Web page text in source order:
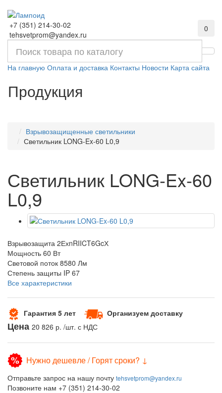
+7 (351) 214-30-02
tehsvetprom@yandex.ru
0
На главную Оплата и доставка Контакты Новости Карта сайта
Продукция
Взрывозащищенные светильники
Светильник LONG-Ex-60 L0,9
Светильник LONG-Ex-60
L0,9
Взрывозащита 2ЕхnRIICT6GcХ
Мощность 60 Вт
Световой поток 8580 Лм
Степень защиты IP 67
Все характеристики
Гарантия 5 лет Организуем доставку
Цена 20 826 р. /шт. с НДС
Нужно дешевле / Горят сроки? ↓
Отправьте запрос на нашу почту tehsvetprom@yandex.ru
Позвоните нам +7 (351) 214-30-02